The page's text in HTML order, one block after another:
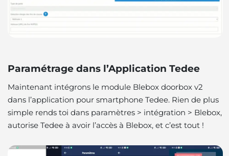
Paramétrage dans l’Application Tedee
Maintenant intégrons le module Blebox doorbox v2
dans l’application pour smartphone Tedee. Rien de plus
simple rends toi dans paramètres > intégration > Blebox,
autorise Tedee à avoir l’accès à Blebox, et c’est tout !